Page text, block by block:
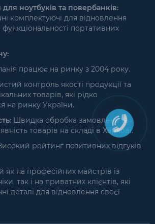
ноутбуків та повербанків:
комплектуючі для відновлення
портативних
працює на ринку з 2004 року.
контроль якості продукції та
товарів, які рідко
на ринку України.
Швидка обробка замовлень та
товарів на складі в Харкові.
рейтинг позитивних відгуків
як на професійних майстрів із
так і на приватних клієнтів, які
деталі для відновлення своєї